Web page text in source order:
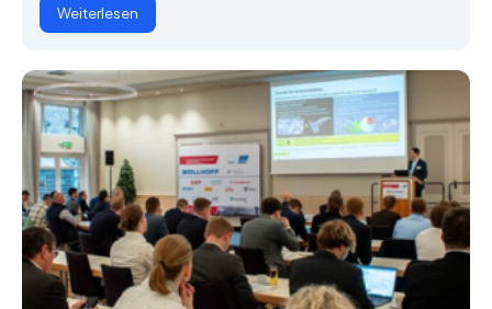
Weiterlesen